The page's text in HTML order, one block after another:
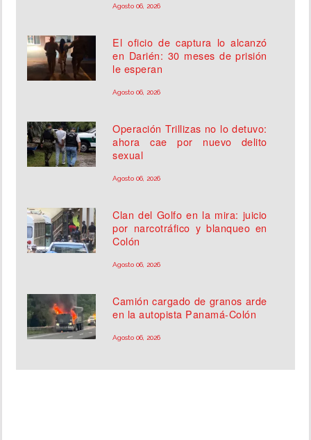
Agosto 06, 2026
El oficio de captura lo alcanzó
en Darién: 30 meses de prisión
le esperan
Agosto 06, 2026
Operación Trillizas no lo detuvo:
ahora cae por nuevo delito
sexual
Agosto 06, 2026
Clan del Golfo en la mira: juicio
por narcotráfico y blanqueo en
Colón
Agosto 06, 2026
Camión cargado de granos arde
en la autopista Panamá-Colón
Agosto 06, 2026